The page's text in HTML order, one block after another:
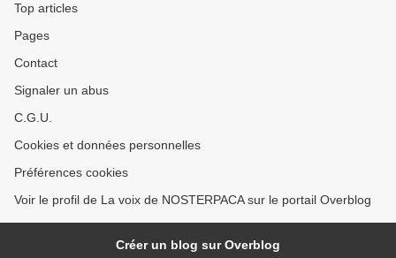
Top articles
Pages
Contact
Signaler un abus
C.G.U.
Cookies et données personnelles
Préférences cookies
Voir le profil de La voix de NOSTERPACA sur le portail Overblog
Créer un blog sur Overblog